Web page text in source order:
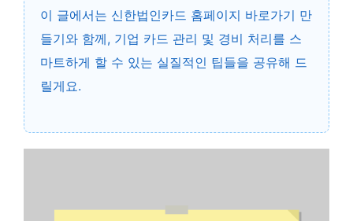
이 글에서는 신한법인카드 홈페이지 바로가기 만
들기와 함께, 기업 카드 관리 및 경비 처리를 스
마트하게 할 수 있는 실질적인 팁들을 공유해 드
릴게요.